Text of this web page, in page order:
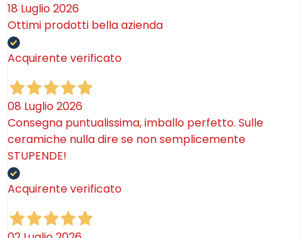
18 Luglio 2026
Ottimi prodotti bella azienda
Acquirente verificato
08 Luglio 2026
Consegna puntualissima, imballo perfetto. Sulle
ceramiche nulla dire se non semplicemente
STUPENDE!
Acquirente verificato